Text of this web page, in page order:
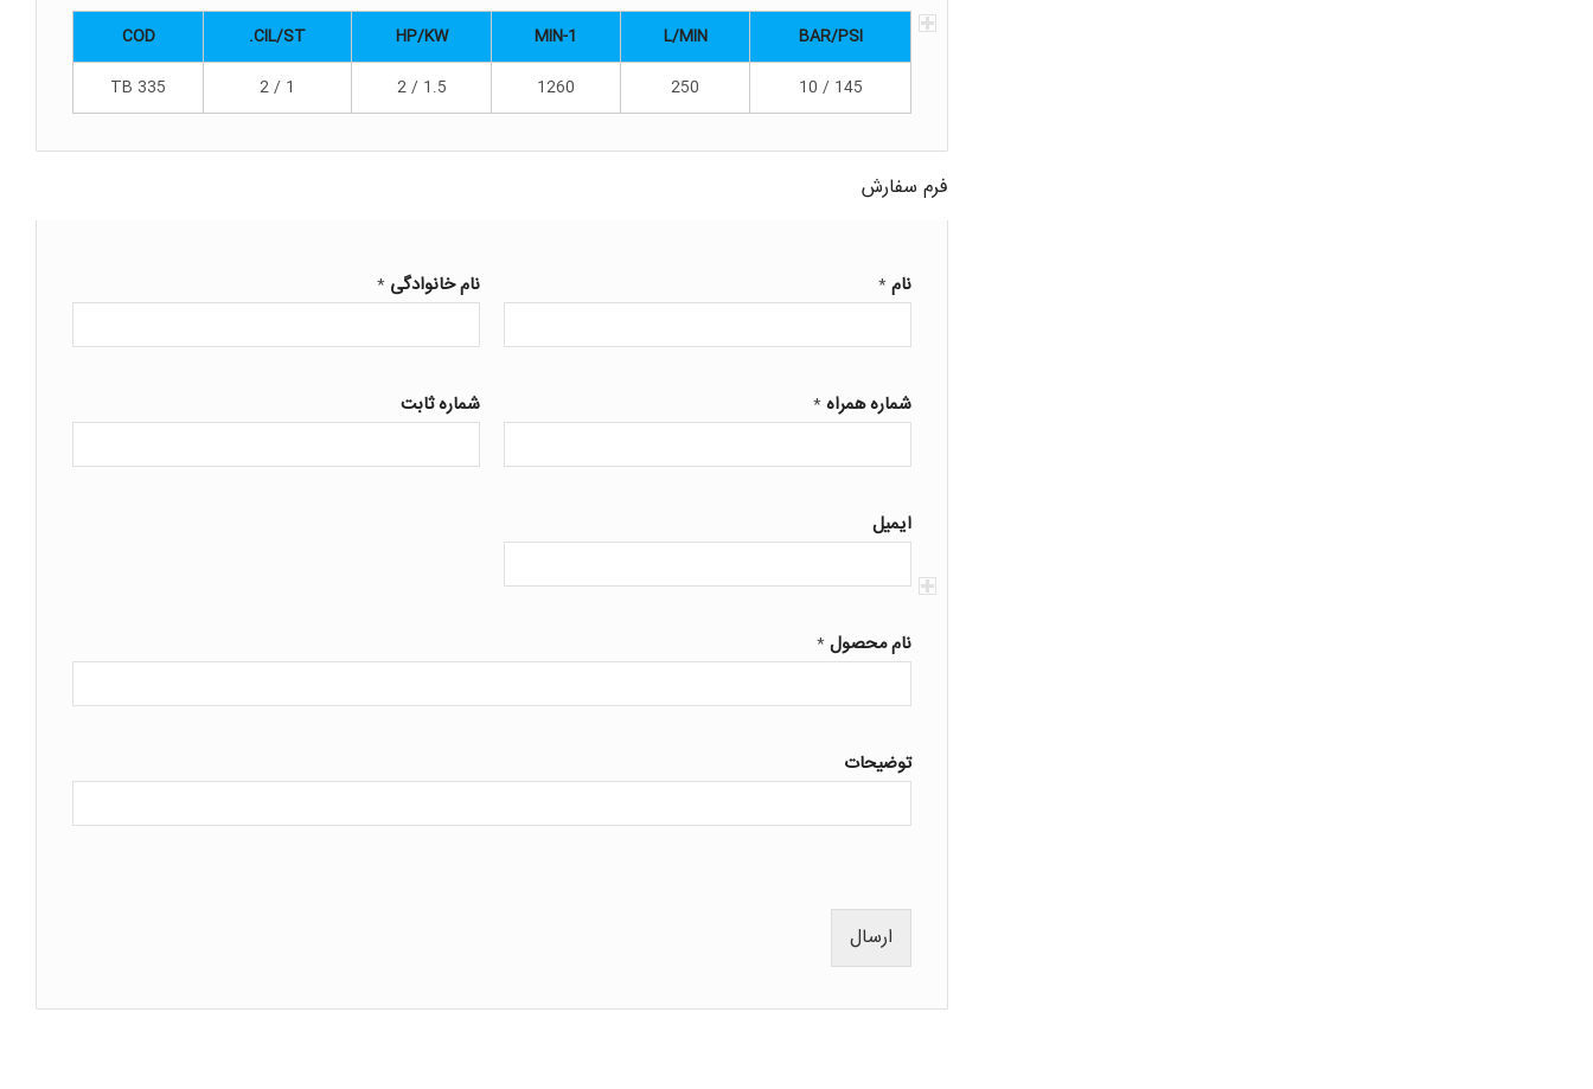
BAR/PSI
L/MIN
MIN-1
HP/KW
CIL/ST.
COD
145 / 10
250
1260
1.5 / 2
1 / 2
TB 335
فرم سفارش
نام* نام خانوادگی *
شماره همراه* شماره ثابت
ایمیل
نام محصول*
توضیحات
ارسال